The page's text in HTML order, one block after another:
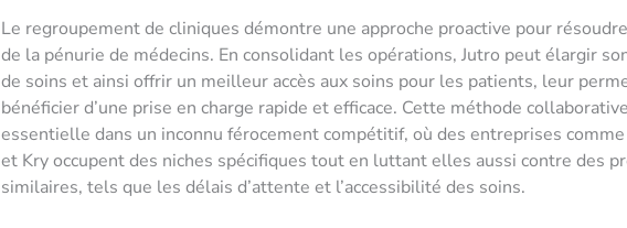
Le regroupement de cliniques démontre une approche proactive pour
de la pénurie de médecins. En consolidant les opérations, Jutro peut élargir
de soins et ainsi offrir un meilleur accès aux soins pour les patients, leur
bénéficier d’une prise en charge rapide et efficace. Cette méthode
essentielle dans un inconnu férocement compétitif, où des entreprises
et Kry occupent des niches spécifiques tout en luttant elles aussi contre des
similaires, tels que les délais d’attente et l’accessibilité des soins.